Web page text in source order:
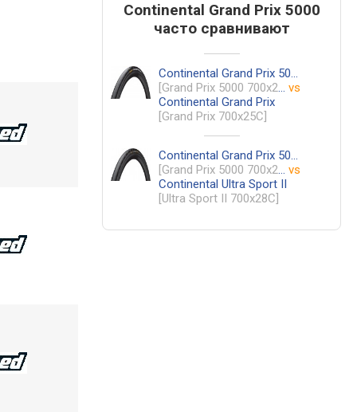
Continental Grand Prix 5000
часто сравнивают
Continental Grand Prix 5000
[Grand Prix 5000 700x25C] vs
Continental Grand Prix
[Grand Prix 700x25C]
Continental Grand Prix 5000
[Grand Prix 5000 700x25C] vs
Continental Ultra Sport II
[Ultra Sport II 700x28C]